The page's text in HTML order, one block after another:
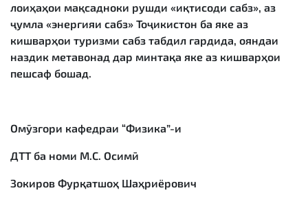
лоиҳаҳои мақсадноки рушди «иқтисоди сабз», аз
ҷумла «энергияи сабз» Тоҷикистон ба яке аз
кишварҳои туризми сабз табдил гардида, ояндаи
наздик метавонад дар минтақа яке аз кишварҳои
пешсаф бошад.
Омӯзгори кафедраи “Физика”-и
ДТТ ба номи М.С. Осимӣ
Зокиров Фурқатшоҳ Шаҳриёрович